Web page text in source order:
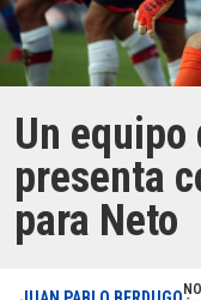
Un equipo
presenta
para Neto